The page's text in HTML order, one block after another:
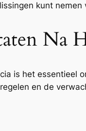
kunt
Na
is het essentieel
en de